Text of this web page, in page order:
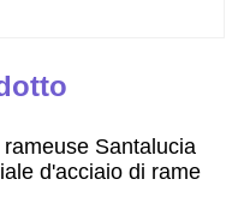
Santalucia
d'acciaio di rame